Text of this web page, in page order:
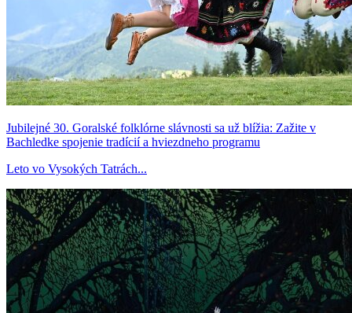
Jubilejné 30. Goralské folklórne slávnosti sa už blížia: Zažite v
Bachledke spojenie tradícií a hviezdneho programu
Leto vo Vysokých Tatrách...